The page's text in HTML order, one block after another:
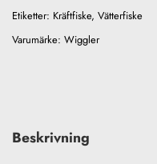
Etiketter: Kräftfiske, Vätterfiske
Varumärke: Wiggler
Beskrivning